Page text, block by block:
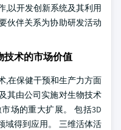
,以开发创新系统及其利用
伙伴关系为协助研发活动
技术的市场价值
,在保健干预和生产力方面
其由公司实施对生物技术
场的重大扩展。 包括3D
域得到应用。 三维活体活